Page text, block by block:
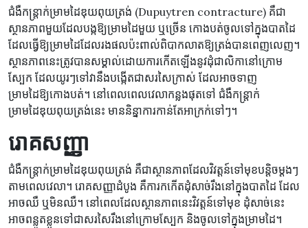
ជំងឺកន្ត្រាក់ម្រាមដៃឌុយពុយត្រង់ (Dupuytren contracture) គឺជា
ស្ថានភាពមួយដែលបង្កឱ្យម្រាមដៃមួយ ឬច្រើន កោងបត់ចូលទៅក្នុងបាតដៃ
ដែលធ្វើឱ្យម្រាមដៃដែលរងផលប៉ះពាល់ពិបាកលាតឱ្យត្រង់បានពេញលេញ។
ស្ថានភាពនេះត្រូវបានសម្គាល់ដោយការកើតឡើងនូវដុំជាលិកានៅក្រោម
ស្បែក ដែលយូរៗទៅវានឹងបង្កើតជាសរសៃក្រាស់ ដែលអាចទាញ
ម្រាមដៃឱ្យកោងបត់។ នៅពេលពេលវេលាកន្លងផុតទៅ ជំងឺកន្ត្រាក់
ម្រាមដៃឌុយពុយត្រង់នេះ មាននិន្នាការកាន់តែអាក្រក់ទៅៗ។
រោគសញ្ញា
ជំងឺកន្ត្រាក់ម្រាមដៃឌុយពុយត្រង់ គឺជាស្ថានភាពដែលវិវត្តន៍ទៅមុខបន្តិចម្តងៗ
តាមពេលវេលា។ រោគសញ្ញាដំបូង គឺការកកើតដុំសាច់រឹងនៅក្នុងបាតដៃ ដែល
អាចឈឺ ឬមិនឈឺ។ នៅពេលដែលស្ថានភាពនេះវិវត្តន៍ទៅមុខ ដុំសាច់នេះ
អាចពន្លូតខ្លួនទៅជាសរសៃរឹងនៅក្រោមស្បែក និងចូលទៅក្នុងម្រាមដៃ។